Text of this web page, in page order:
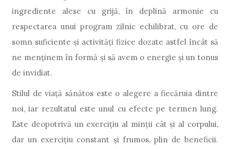
ingrediente alese cu grijă, în deplină armonie cu
respectarea unui program zilnic echilibrat, cu ore de
somn suficiente și activități fizice dozate astfel încât să
ne menținem în formă și să avem o energie și un tonus
de invidiat.
Stilul de viață sănătos este o alegere a fiecăruia dintre
noi, iar rezultatul este unul cu efecte pe termen lung.
Este deopotrivă un exercițiu al minții cât și al corpului,
dar un exercițiu constant și frumos, plin de beneficii.